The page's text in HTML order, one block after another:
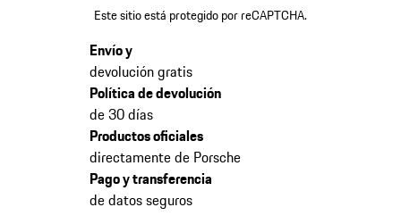
Este sitio está protegido por reCAPTCHA.
Envío y
devolución gratis
Política de devolución
de 30 días
Productos oficiales
directamente de Porsche
Pago y transferencia
de datos seguros